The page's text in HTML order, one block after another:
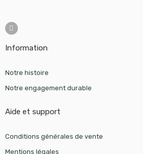
Information
Notre histoire
Notre engagement durable
Aide et support
Conditions générales de vente
Mentions légales